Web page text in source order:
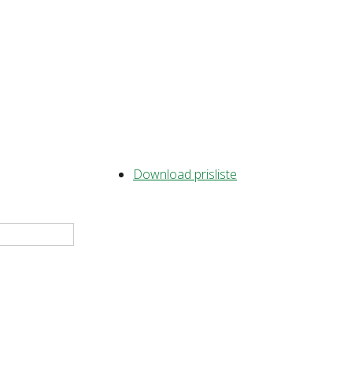
Download prisliste